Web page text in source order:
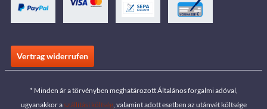
Vertrag widerrufen
* Minden ár a törvényben meghatározott Általános forgalmi adóval,
ugyanakkor aszállítási költség, valamint adott esetben az utánvét költsége